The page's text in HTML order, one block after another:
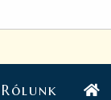
Rólunk